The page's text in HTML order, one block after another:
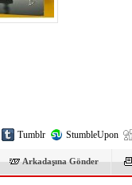
BELEDİYESİ BABA-
Tumblr StumbleUpon
Arkadaşına Gönder